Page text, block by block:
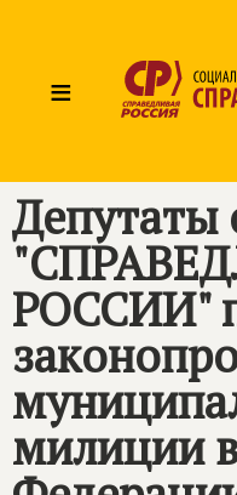
≡
Депутаты
РОССИИ"
милиции